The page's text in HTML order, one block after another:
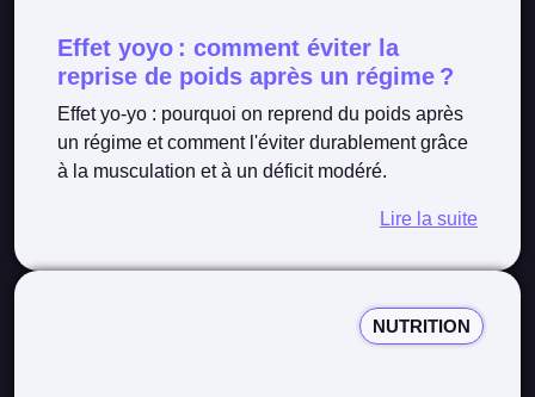
Effet yoyo : comment éviter la
reprise de poids après un régime ?
Effet yo-yo : pourquoi on reprend du poids après
un régime et comment l'éviter durablement grâce
à la musculation et à un déficit modéré.
Lire la suite
NUTRITION